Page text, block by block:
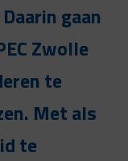
gaan
Zwolle
te
Met als
te